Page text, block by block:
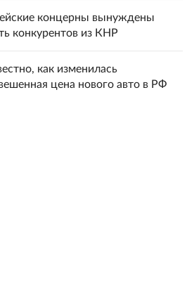
концерны вынуждены
конкурентов из КНР
как изменилась
цена нового авто в РФ